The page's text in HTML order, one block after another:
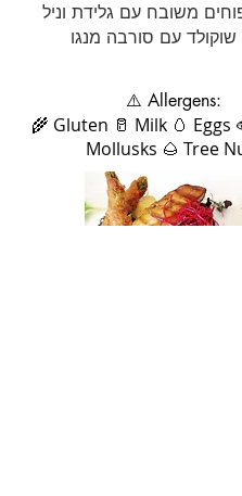
משובח עם גלידת וניל
שוקולד עם סורבה מנגו
⚠️ Allergens:
🌾 Gluten 🥛 Milk 🥚 Eggs
Mollusks 🌰 Tree